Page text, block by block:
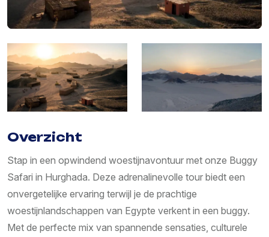
Overzicht
Stap in een opwindend woestijnavontuur met onze Buggy
Safari in Hurghada. Deze adrenalinevolle tour biedt een
onvergetelijke ervaring terwijl je de prachtige
woestijnlandschappen van Egypte verkent in een buggy.
Met de perfecte mix van spannende sensaties, culturele